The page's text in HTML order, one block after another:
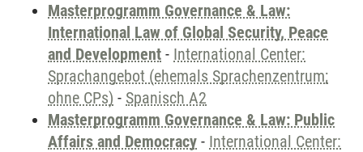
Masterprogramm Governance & Law:
International Law of Global Security, Peace
and Development - International Center:
Sprachangebot (ehemals Sprachenzentrum;
ohne CPs) - Spanisch A2
Masterprogramm Governance & Law: Public
Affairs and Democracy - International Center: